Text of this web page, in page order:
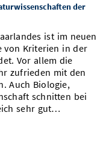
der
ist im neuen
von Kriterien in der
Vor allem die
zufrieden mit den
Auch Biologie,
schnitten bei
sehr gut…